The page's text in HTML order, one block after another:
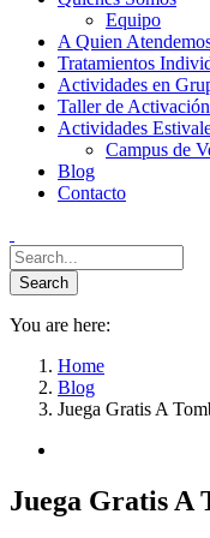
Equipo
A Quien
Tratamientos
Actividades en
Taller de
Actividades
Campus de
Blog
Contacto
You are here:
Home
Blog
Juega Gratis A
Juega Gratis A